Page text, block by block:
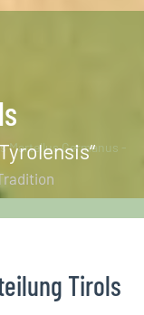
Martellus Germanus -
Tirols